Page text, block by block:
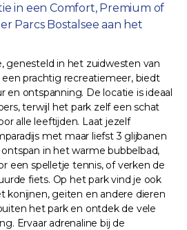
in een Comfort, Premium of
Parcs Bostalsee aan het
genesteld in het zuidwesten van
prachtig recreatiemeer, biedt
en ontspanning. De locatie is ideaal
terwijl het park zelf een schat
alle leeftijden. Laat jezelf
met maar liefst 3 glijbanen
in het warme bubbelbad,
een spelletje tennis, of verken de
fiets. Op het park vind je ook
konijnen, geiten en andere dieren
het park en ontdek de vele
Ervaar adrenaline bij de